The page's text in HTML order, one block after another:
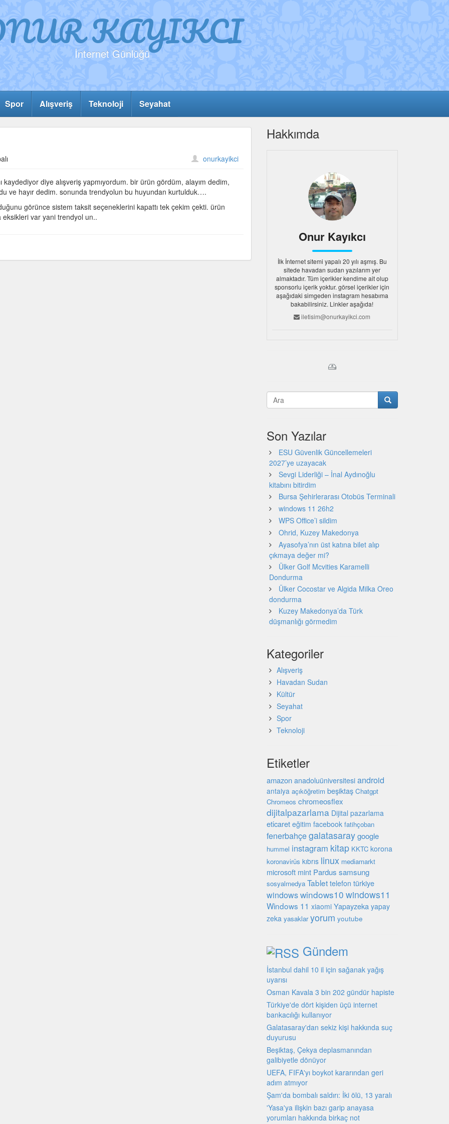
KAYIKCI
İnternet Günlüğü
Spor Alışveriş Teknoloji Seyahat
onurkayikci
kaydediyor diye alışveriş yapmıyordum. bir ürün gördüm, alayım dedim,
ve hayır dedim. sonunda trendyolun bu huyundan kurtulduk….
görünce sistem taksit seçeneklerini kapattı tek çekim çekti. ürün
var yani trendyol un..
Hakkımda
Onur Kayıkcı
İlk İnternet sitemi yapalı 20 yılı aşmış. Bu
sitede havadan sudan yazılarım yer
almaktadır. Tüm içerikler kendime ait olup
sponsorlu içerik yoktur. görsel içerikler için
aşağıdaki simgeden instagram hesabıma
bakabilirsiniz. Linkler aşağıda!
iletisim@onurkayikci.com
Son Yazılar
ESU Güvenlik Güncellemeleri
2027’ye uzayacak
Sevgi Liderliği – İnal Aydınoğlu
kitabını bitirdim
Bursa Şehirlerarası Otobüs Terminali
windows 11 26h2
WPS Office’i sildim
Ohrid, Kuzey Makedonya
Ayasofya’nın üst katına bilet alıp
çıkmaya değer mi?
Ülker Golf Mcvities Karamelli
Dondurma
Ülker Cocostar ve Algida Milka Oreo
dondurma
Kuzey Makedonya’da Türk
düşmanlığı görmedim
Kategoriler
Alışveriş
Havadan Sudan
Kültür
Seyahat
Spor
Teknoloji
Etiketler
amazon anadoluüniversitesi android
antalya açıköğretim beşiktaş Chatgpt
Chromeos chromeosflex
dijitalpazarlama Dijital pazarlama
eticaret eğitim facebook fatihçoban
fenerbahçegalatasaray google
hummel instagram kitap KKTC korona
koronavirüs kıbrıs linux mediamarkt
microsoft mint Pardus samsung
sosyalmedya Tablet telefon türkiye
windowswindows10 windows11
Windows 11 xiaomi Yapayzeka yapay
zeka yasaklar yorum youtube
Gündem
İstanbul dahil 10 il için sağanak yağış
uyarısı
Osman Kavala 3 bin 202 gündür hapiste
Türkiye'de dört kişiden üçü internet
bankacılığı kullanıyor
Galatasaray'dan sekiz kişi hakkında suç
duyurusu
Beşiktaş, Çekya deplasmanından
galibiyetle dönüyor
UEFA, FIFA'yı boykot kararından geri
adım atmıyor
Şam'da bombalı saldırı: İki ölü, 13 yaralı
'Yasa'ya ilişkin bazı garip anayasa
yorumları hakkında birkaç not